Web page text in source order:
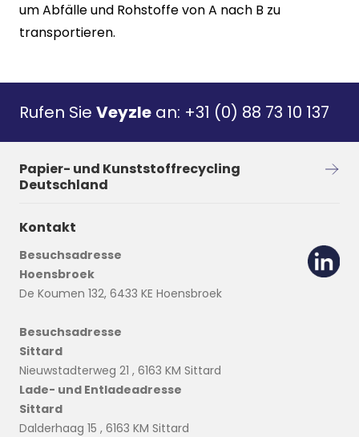
um Abfälle und Rohstoffe von A nach B zu
transportieren.
Rufen Sie Veyzle an: +31 (0) 88 73 10 137
Papier- und Kunststoffrecycling
Deutschland
Kontakt
Besuchsadresse
Hoensbroek
De Koumen 132, 6433 KE Hoensbroek
Besuchsadresse
Sittard
Nieuwstadterweg 21 , 6163 KM Sittard
Lade- und Entladeadresse
Sittard
Dalderhaag 15 , 6163 KM Sittard